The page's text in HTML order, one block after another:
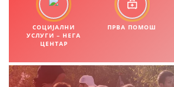
ЗНАЧЕЊЕ НА СЛУЖБАТА ЗА
ПРВА ПОМОШ
СОЦИЈАЛНИ
УСЛУГИ – НЕГА
ЦЕНТАР
ПРВА ПОМОШ